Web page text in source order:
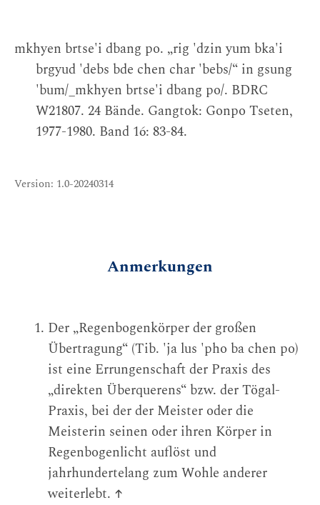
mkhyen brtse'i dbang po. „rig 'dzin yum bka'i
brgyud 'debs bde chen char 'bebs/“ in gsung
'bum/_mkhyen brtse'i dbang po/. BDRC
W21807. 24 Bände. Gangtok: Gonpo Tseten,
1977-1980. Band 16: 83-84.
Version: 1.0-20240314
Anmerkungen
Der „Regenbogenkörper der großen
Übertragung“ (Tib. 'ja lus 'pho ba chen po)
ist eine Errungenschaft der Praxis des
„direkten Überquerens“ bzw. der Tögal-
Praxis, bei der der Meister oder die
Meisterin seinen oder ihren Körper in
Regenbogenlicht auflöst und
jahrhundertelang zum Wohle anderer
weiterlebt. ↑